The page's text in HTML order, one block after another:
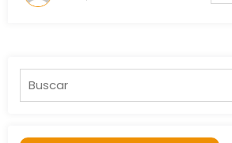
Pesquisar